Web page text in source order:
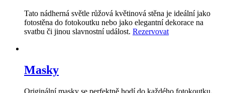
Tato nádherná světle růžová květinová stěna je ideální jako
fotostěna do fotokoutku nebo jako elegantní dekorace na
svatbu či jinou slavnostní událost. Rezervovat
Masky
Originální masky se perfektně hodí do každého fotokoutku.